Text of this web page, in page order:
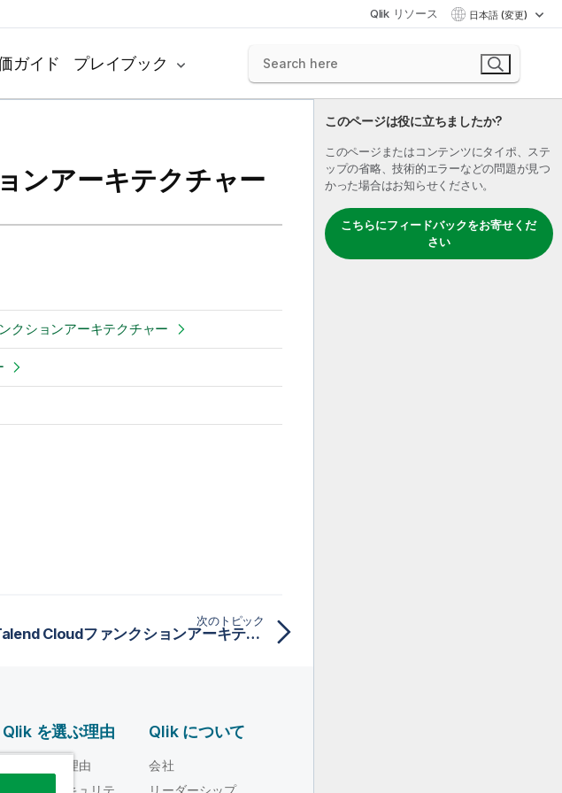
Qlik リソース 日本語 (変更)
ガイド プレイブック
このページは役に立ちましたか?
このページまたはコンテンツにタイポ、ステ
ップの省略、技術的エラーなどの問題が見つ
かった場合はお知らせください。
こちらにフィードバックをお寄せくだ
さい
ンアーキテクチャー
クションアーキテクチャー
次のトピック
Talend Cloudファンクションアーキテクチャー
Qlik を選ぶ理由
Qlik を選ぶ理由
信頼性とセキュリテ
Qlik について
会社
リーダーシップ